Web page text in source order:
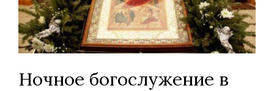
Ночное богослужение в